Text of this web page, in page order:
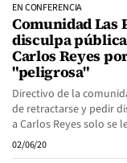
EN CONFERENCIA
Comunidad Las
disculpa
Carlos Reyes
"peligrosa"
Directivo de la
de retractarse y pedir
a Carlos Reyes solo
02/06/20